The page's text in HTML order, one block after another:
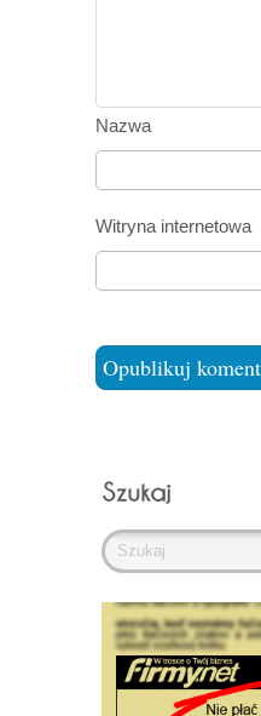
Nazwa
Witryna internetowa